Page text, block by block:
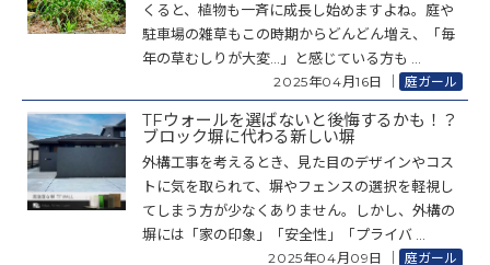
くると、植物も一斉に成長し始めますよね。庭や
駐車場の雑草もこの時期からどんどん増え、「毎
年の草むしりが大変…」と感じている方も ...
2025年04月16日 庭ガール
TFウォールを選ばないと後悔するかも！？
ブロック塀に代わる新しい塀
外構工事を考えるとき、見た目のデザインやコス
トに気を取られて、塀やフェンスの選択を軽視し
てしまう方が少なくありません。しかし、外構の
塀には「家の印象」「安全性」「プライバ ...
2025年04月09日 庭ガール